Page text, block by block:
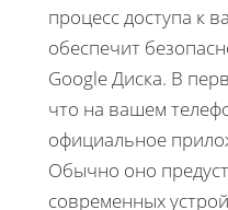
процесс доступа к
обеспечит
Google Диска. В
что на вашем
официальное
Обычно оно
современных